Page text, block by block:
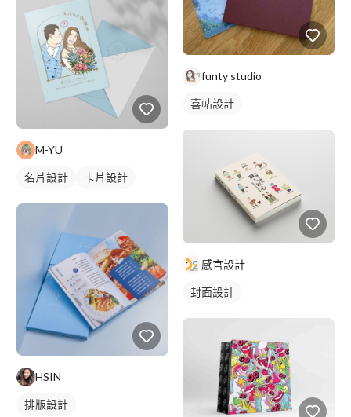
M-YU
名片設計 卡片設計
HSIN
排版設計
funty studio
喜帖設計
感官設計
封面設計